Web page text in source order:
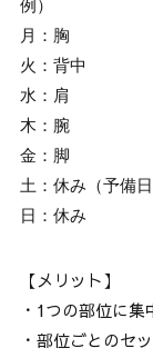
例）
月：胸
火：背中
水：肩
木：腕
金：脚
土：休み（予備日
日：休み
【メリット】
・1つの部位に
・部位ごとのセ